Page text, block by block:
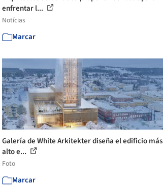
enfrentar l...
Notícias
Marcar
Galería de White Arkitekter diseña el edificio más
alto e...
Foto
Marcar